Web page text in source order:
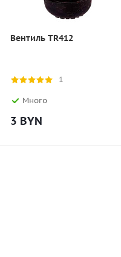
Вентиль TR412
1
Много
3 BYN